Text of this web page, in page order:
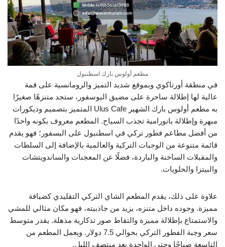
مطعم أولوس بارك اسطنبول
في منطقة أورتاكوي وبموقع شديد التميز والرومانسية على قمة
عالية لها إطلالة ساحرة على مضيق البوسفور، ستجد متنزهًا صغيرًا
به مطعم أولوس بارك الشهير Ulus Cafe المتميز بتصميم وديكورات
مبهرة وإطلالة بانورامية تجذب السياح. المطعم معروف بكونه واحدًا
من أفضل مطاعم فطور تركي في اسطنبول على البسفور؛ فهو يقدم
قائمة متنوعة من الوجبات التركية والعالمية بالإضافة إلى السلطات
والمقبلات الساخنة والباردة، فضلًا عن المعجنات والساندويتشات
والبيتزا والحلويات.
علاوة على ذلك، يقدم المطعم الشاي التركي التقليدي كضيافة
مميزة. وجوده داخل متنزه، يزيد من جاذبيته، فهو مكان مثالي للمشي
والاستمتاع بإطلالة مميزة والتقاط صور تذكارية مذهلة. يقدر متوسط
سعر وجبة الفطور التركي بحوالي 7.5 دولار. ويعمل المطعم من
التاسعة صباحًا وحتى الواحدة بعد منتصف الليل.